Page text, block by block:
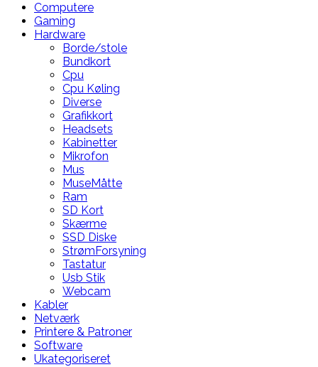
Computere
Gaming
Hardware
Borde/stole
Bundkort
Cpu
Cpu Køling
Diverse
Grafikkort
Headsets
Kabinetter
Mikrofon
Mus
MuseMåtte
Ram
SD Kort
Skærme
SSD Diske
StrømForsyning
Tastatur
Usb Stik
Webcam
Kabler
Netværk
Printere & Patroner
Software
Ukategoriseret